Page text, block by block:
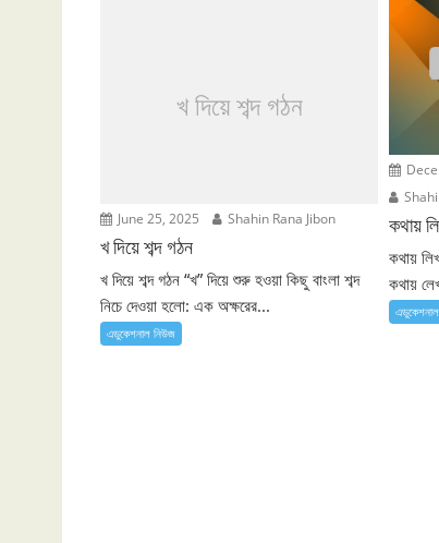
খ দিয়ে শব্দ গঠন
June 25, 2025 Shahin Rana Jibon
খ দিয়ে শব্দ গঠন
খ দিয়ে শব্দ গঠন “খ” দিয়ে শুরু হওয়া কিছু বাংলা শব্দ
নিচে দেওয়া হলো: এক অক্ষরের...
এডুকেশনাল নিউজ
কথায়
কথায়
কথায়